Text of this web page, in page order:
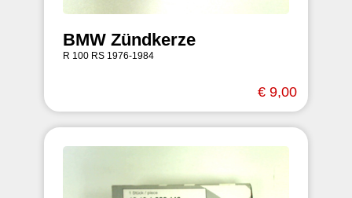
BMW Zündkerze
R 100 RS 1976-1984
€ 9,00